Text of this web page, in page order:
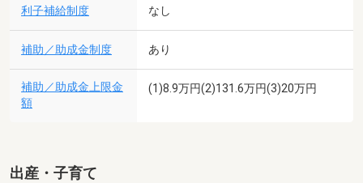
利子補給制度 なし
補助／助成金制度 あり
補助／助成金上限金
額
(1)8.9万円(2)131.6万円(3)20万円
出産・子育て